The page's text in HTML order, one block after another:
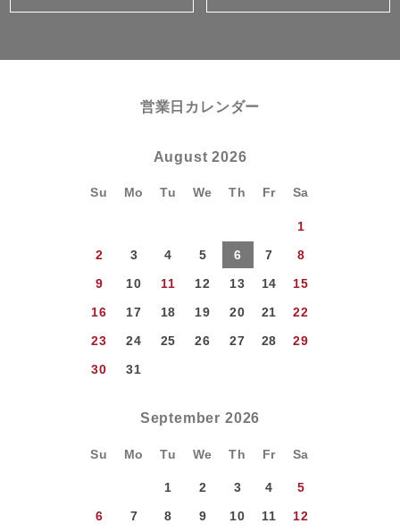
営業日カレンダー
August 2026
Su Mo Tu We Th Fr Sa
1
2
3 4 5 6 7
8
9
10 11 12 13 14
15
16
17 18 19 20 21
22
23
24 25 26 27 28
29
30
31
September 2026
Su Mo Tu We Th Fr Sa
1 2 3 4
5
6
7 8 9 10 11 12